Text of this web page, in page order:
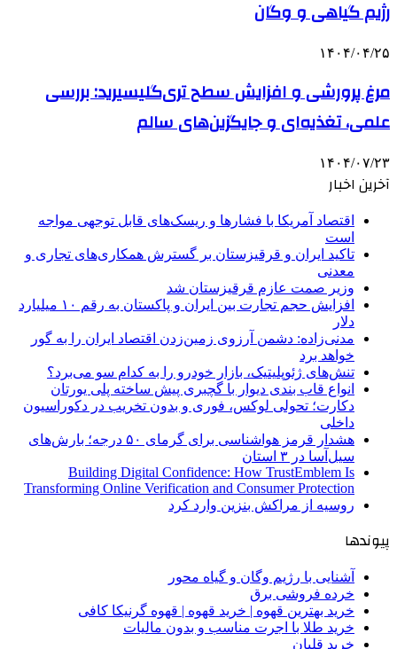
رژیم گیاهی و وگان
۱۴۰۴/۰۴/۲۵
مرغ پرورشی و افزایش سطح تری‌گلیسیرید: بررسی
علمی، تغذیه‌ای و جایگزین‌های سالم
۱۴۰۴/۰۷/۲۳
آخرین اخبار
اقتصاد آمریکا با فشارها و ریسک‌های قابل توجهی مواجه
است
تاکید ایران و قرقیزستان بر گسترش همکاری‌های تجاری و
معدنی
وزیر صمت عازم قرقیزستان شد
افزایش حجم تجارت بین ایران و پاکستان به رقم ۱۰ میلیارد
دلار
مدنی‌زاده: دشمن آرزوی زمین‌زدن اقتصاد ایران را به گور
خواهد برد
تنش‌های ژئوپلیتیک، بازار خودرو را به کدام سو می‌برد؟
انواع قاب بندی دیوار با گچبری پیش ساخته پلی یورتان
دکارت؛ تحولی لوکس، فوری و بدون تخریب در دکوراسیون
داخلی
هشدار قرمز هواشناسی برای گرمای ۵۰ درجه؛ بارش‌های
سیل‌آسا در ۳ استان
Building Digital Confidence: How TrustEmblem Is
Transforming Online Verification and Consumer Protection
روسیه از مراکش بنزین وارد کرد
پیوندها
آشنایی با رژیم وگان و گیاه محور
خرده فروشی برق
خرید بهترین قهوه | خرید قهوه | قهوه گرنیکا کافی
خرید طلا با اجرت مناسب و بدون مالیات
خرید قلیان